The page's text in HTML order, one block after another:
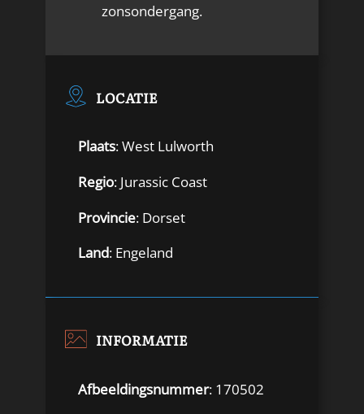
zonsondergang.
LOCATIE
Plaats: West Lulworth
Regio: Jurassic Coast
Provincie: Dorset
Land: Engeland
INFORMATIE
Afbeeldingsnummer: 170502